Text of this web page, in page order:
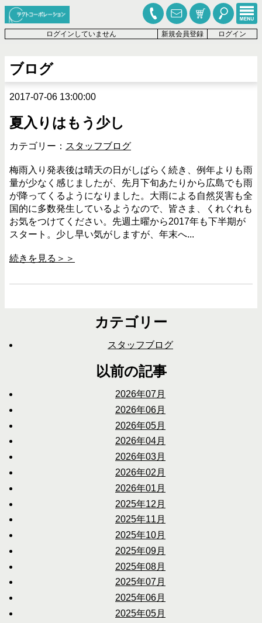
ログインしていません 新規会員登録 ログイン
ブログ
2017-07-06 13:00:00
夏入りはもう少し
カテゴリー： スタッフブログ
梅雨入り発表後は晴天の日がしばらく続き、例年よりも雨
量が少なく感じましたが、先月下旬あたりから広島でも雨
が降ってくるようになりました。大雨による自然災害も全
国的に多数発生しているようなので、皆さま、くれぐれも
お気をつけてください。先週土曜から2017年も下半期が
スタート。少し早い気がしますが、年末へ...
続きを見る＞＞
カテゴリー
スタッフブログ
以前の記事
2026年07月
2026年06月
2026年05月
2026年04月
2026年03月
2026年02月
2026年01月
2025年12月
2025年11月
2025年10月
2025年09月
2025年08月
2025年07月
2025年06月
2025年05月